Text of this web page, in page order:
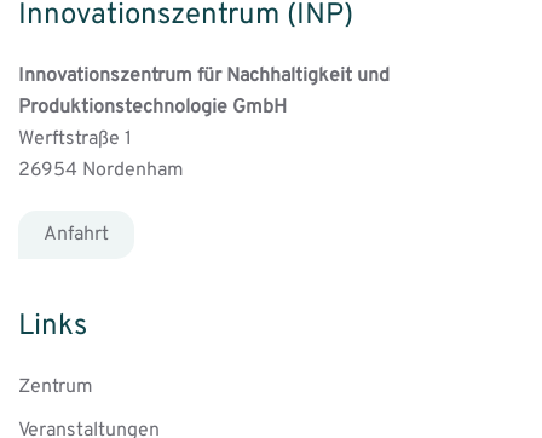
Innovationszentrum (INP)
Innovationszentrum für Nachhaltigkeit und
Produktionstechnologie GmbH
Werftstraße 1
26954 Nordenham
Anfahrt
Links
Zentrum
Veranstaltungen